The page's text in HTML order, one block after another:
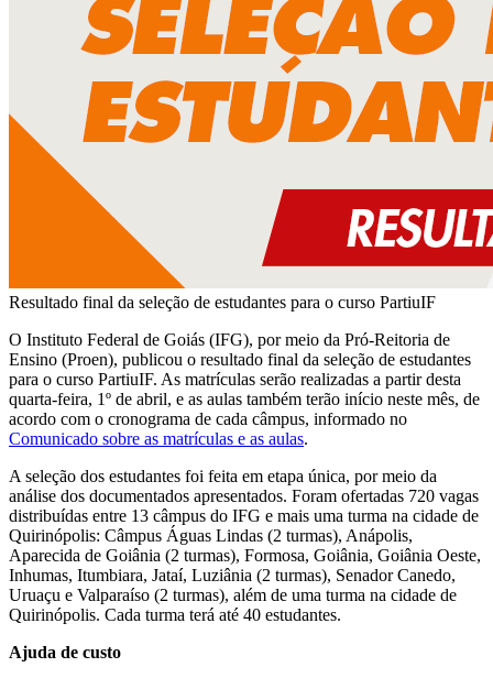
Resultado final da seleção de estudantes para o curso PartiuIF
O Instituto Federal de Goiás (IFG), por meio da Pró-Reitoria de
Ensino (Proen), publicou o resultado final da seleção de estudantes
para o curso PartiuIF. As matrículas serão realizadas a partir desta
quarta-feira, 1º de abril, e as aulas também terão início neste mês, de
acordo com o cronograma de cada câmpus, informado no
Comunicado sobre as matrículas e as aulas.
A seleção dos estudantes foi feita em etapa única, por meio da
análise dos documentados apresentados. Foram ofertadas 720 vagas
distribuídas entre 13 câmpus do IFG e mais uma turma na cidade de
Quirinópolis: Câmpus Águas Lindas (2 turmas), Anápolis,
Aparecida de Goiânia (2 turmas), Formosa, Goiânia, Goiânia Oeste,
Inhumas, Itumbiara, Jataí, Luziânia (2 turmas), Senador Canedo,
Uruaçu e Valparaíso (2 turmas), além de uma turma na cidade de
Quirinópolis. Cada turma terá até 40 estudantes.
Ajuda de custo